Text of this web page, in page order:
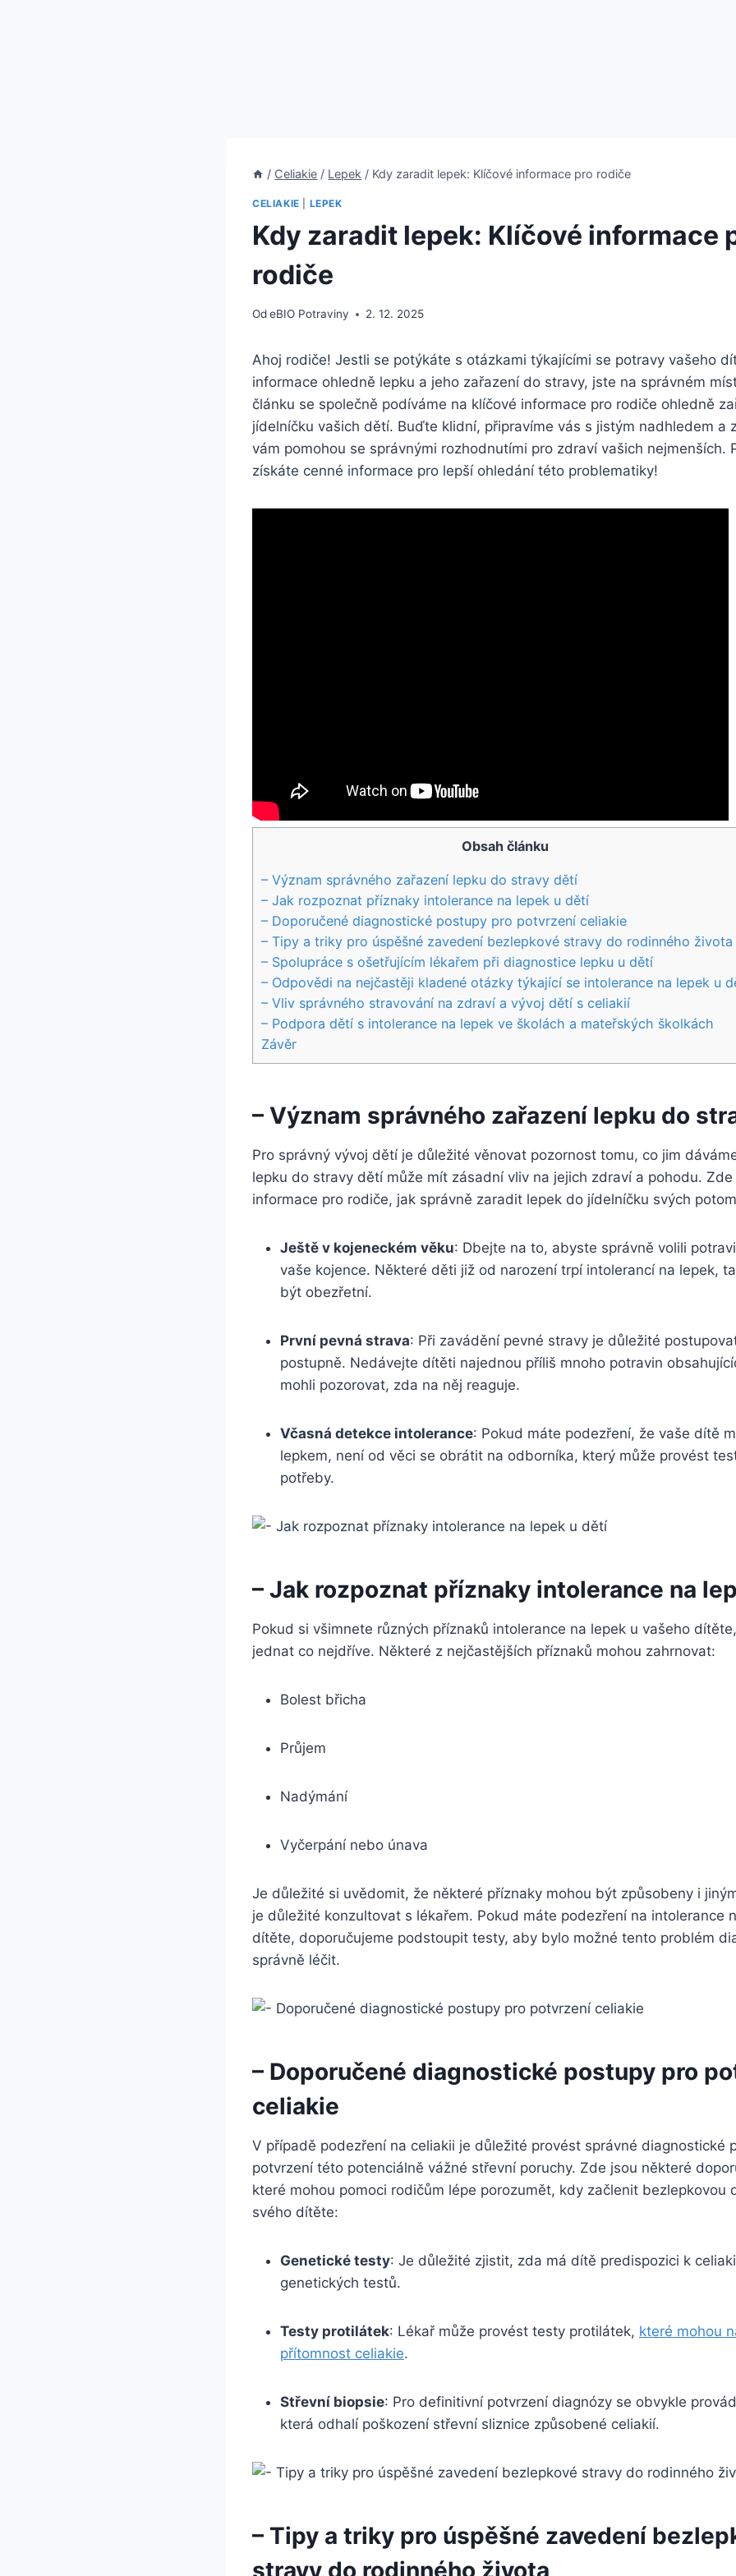
/ Celiakie / Lepek / Kdy zaradit lepek: Klíčové informace pro rodiče
CELIAKIE LEPEK
Kdy zaradit lepek: Klíčové informace
rodiče
OdeBIO Potraviny 2. 12. 2025
Ahoj rodiče! Jestli se potýkáte s otázkami týkajícími se potravy vašeho
informace ohledně lepku a jeho zařazení do stravy, jste na správném
článku se společně podíváme na klíčové informace pro rodiče ohledně
jídelníčku vašich dětí. Buďte klidní, připravíme vás s jistým nadhledem a
vám pomohou se správnými rozhodnutími pro zdraví vašich nejmenších.
získáte cenné informace pro lepší ohledání této problematiky!
Obsah článku
– Význam správného zařazení lepku do stravy dětí
– Jak rozpoznat příznaky intolerance na lepek u dětí
– Doporučené diagnostické postupy pro potvrzení celiakie
– Tipy a triky pro úspěšné zavedení bezlepkové stravy do rodinného života
– Spolupráce s ošetřujícím lékařem při diagnostice lepku u dětí
– Odpovědi na nejčastěji kladené otázky týkající se intolerance na lepek u
– Vliv správného stravování na zdraví a vývoj dětí s celiakií
– Podpora dětí s intolerance na lepek ve školách a mateřských školkách
Závěr
– Význam správného zařazení lepku do
Pro správný vývoj dětí je důležité věnovat pozornost tomu, co jim
lepku do stravy dětí může mít zásadní vliv na jejich zdraví a pohodu.
informace pro rodiče, jak správně zaradit lepek do jídelníčku svých
Ještě v kojeneckém věku: Dbejte na to, abyste správně volili
vaše kojence. Některé děti již od narození trpí intolerancí na lepek,
být obezřetní.
První pevná strava: Při zavádění pevné stravy je důležité
postupně. Nedávejte dítěti najednou příliš mnoho potravin
mohli pozorovat, zda na něj reaguje.
Včasná detekce intolerance: Pokud máte podezření, že vaše dítě
lepkem, není od věci se obrátit na odborníka, který může provést
potřeby.
– Jak rozpoznat příznaky intolerance na
Pokud si všimnete různých příznaků intolerance na lepek u vašeho
jednat co nejdříve. Některé z nejčastějších příznaků mohou zahrnovat:
Bolest břicha
Průjem
Nadýmání
Vyčerpání nebo únava
Je důležité si uvědomit, že některé příznaky mohou být způsobeny i
je důležité konzultovat s lékařem. Pokud máte podezření na intolerance
dítěte, doporučujeme podstoupit testy, aby bylo možné tento problém
správně léčit.
– Doporučené diagnostické postupy pro
celiakie
V případě podezření na celiakii je důležité provést správné diagnostické
potvrzení této potenciálně vážné střevní poruchy. Zde jsou některé
které mohou pomoci rodičům lépe porozumět, kdy začlenit bezlepkovou
svého dítěte:
Genetické testy: Je důležité zjistit, zda má dítě predispozici k
genetických testů.
Testy protilátek: Lékař může provést testy protilátek, které mohou
přítomnost celiakie.
Střevní biopsie: Pro definitivní potvrzení diagnózy se obvykle
která odhalí poškození střevní sliznice způsobené celiakií.
– Tipy a triky pro úspěšné zavedení